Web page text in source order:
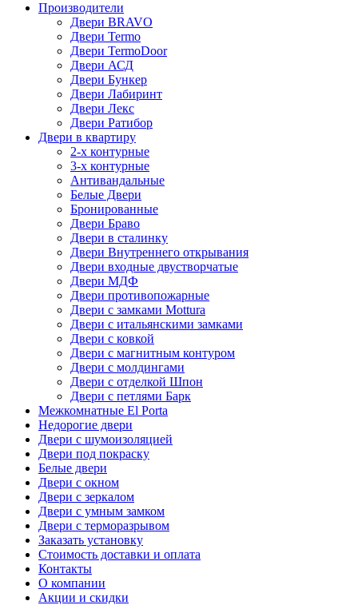
Производители
Двери BRAVO
Двери Termo
Двери TermoDoor
Двери АСД
Двери Бункер
Двери Лабиринт
Двери Лекс
Двери Ратибор
Двери в квартиру
2-х контурные
3-х контурные
Антивандальные
Белые Двери
Бронированные
Двери Браво
Двери в сталинку
Двери Внутреннего открывания
Двери входные двустворчатые
Двери МДФ
Двери противопожарные
Двери с замками Mottura
Двери с итальянскими замками
Двери с ковкой
Двери с магнитным контуром
Двери с молдингами
Двери с отделкой Шпон
Двери с петлями Барк
Межкомнатные El Porta
Недорогие двери
Двери с шумоизоляцией
Двери под покраску
Белые двери
Двери с окном
Двери с зеркалом
Двери с умным замком
Двери с терморазрывом
Заказать установку
Стоимость доставки и оплата
Контакты
О компании
Акции и скидки